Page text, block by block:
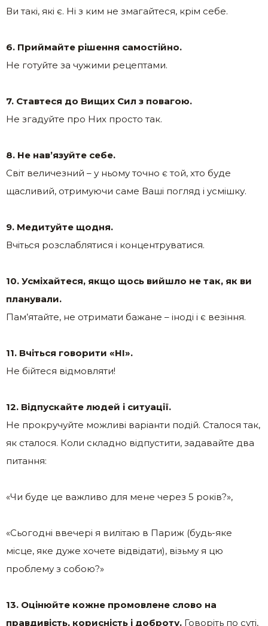
Ви такі, які є. Ні з ким не змагайтеся, крім себе.
6. Приймайте рішення самостійно.
Не готуйте за чужими рецептами.
7. Ставтеся до Вищих Сил з повагою.
Не згадуйте про Них просто так.
8. Не нав’язуйте себе.
Світ величезний – у ньому точно є той, хто буде
щасливий, отримуючи саме Ваші погляд і усмішку.
9. Медитуйте щодня.
Вчіться розслаблятися і концентруватися.
10. Усміхайтеся, якщо щось вийшло не так, як ви
планували.
Пам’ятайте, не отримати бажане – іноді і є везіння.
11. Вчіться говорити «НІ».
Не бійтеся відмовляти!
12. Відпускайте людей і ситуації.
Не прокручуйте можливі варіанти подій. Сталося так,
як сталося. Коли складно відпустити, задавайте два
питання:
«Чи буде це важливо для мене через 5 років?»,
«Сьогодні ввечері я вилітаю в Париж (будь-яке
місце, яке дуже хочете відвідати), візьму я цю
проблему з собою?»
13. Оцінюйте кожне промовлене слово на
правдивість, корисність і доброту. Говоріть по суті,